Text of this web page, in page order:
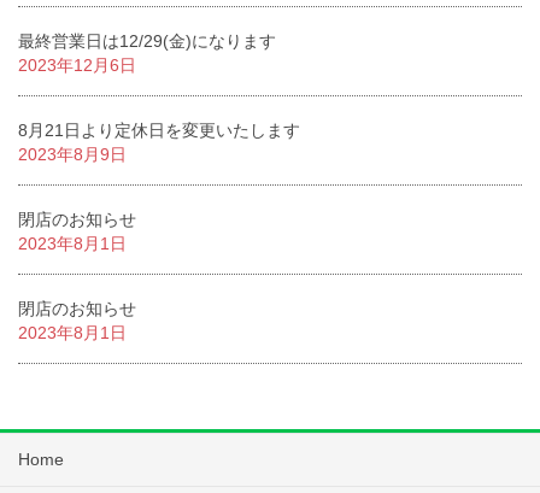
最終営業日は12/29(金)になります
2023年12月6日
8月21日より定休日を変更いたします
2023年8月9日
閉店のお知らせ
2023年8月1日
閉店のお知らせ
2023年8月1日
Home